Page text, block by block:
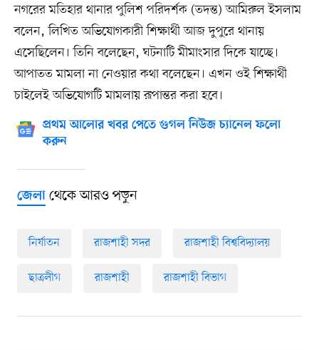
নগরের মতিহার থানার পুলিশ পরিদর্শক (তদন্ত) আমিরুল ইসলাম
বলেন, লিখিত অভিযোগকারী শিক্ষার্থী আজ দুপুরে থানায়
এসেছিলেন। তিনি বলেছেন, ঘটনাটি মীমাংসার দিকে যাচ্ছে।
আপাতত মামলা না নেওয়ার কথা বলেছেন। এখন ওই শিক্ষার্থী
চাইলেই অভিযোগটি মামলায় রূপান্তর করা হবে।
প্রথম আলোর খবর পেতে গুগল নিউজ চ্যানেল ফলো
করুন
জেলাথেকে আরও পড়ুন
নির্যাতন রাজশাহী সদর রাজশাহী বিশ্ববিদ্যালয়
ছাত্রলীগ রাজশাহী রাজশাহী বিভাগ